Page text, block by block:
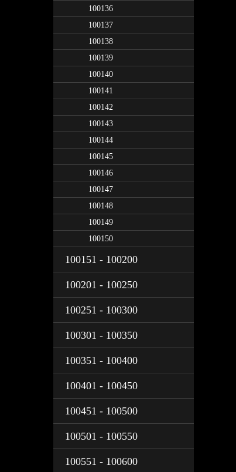
100136
100137
100138
100139
100140
100141
100142
100143
100144
100145
100146
100147
100148
100149
100150
100151 - 100200
100201 - 100250
100251 - 100300
100301 - 100350
100351 - 100400
100401 - 100450
100451 - 100500
100501 - 100550
100551 - 100600